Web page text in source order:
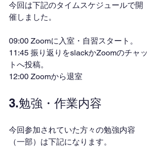
今回は下記のタイムスケジュールで開
催しました。
09:00 Zoomに入室・自習スタート。
11:45 振り返りをslackかZoomのチャッ
トへ投稿。
12:00 Zoomから退室
3.勉強・作業内容
今回参加されていた方々の勉強内容
（一部）は下記になります。